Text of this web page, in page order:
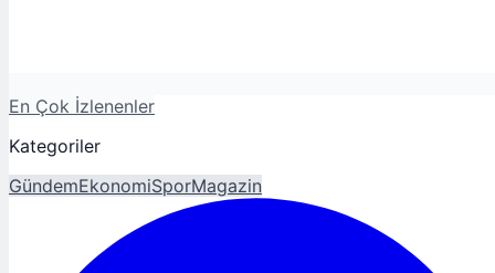
En Çok İzlenenler
Kategoriler
GündemEkonomiSporMagazin